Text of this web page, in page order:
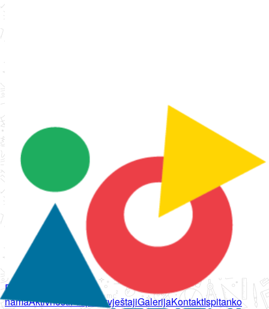
Početna
namaAktivnostiPropisi IzvještajiGalerijaKontaktIspitanko